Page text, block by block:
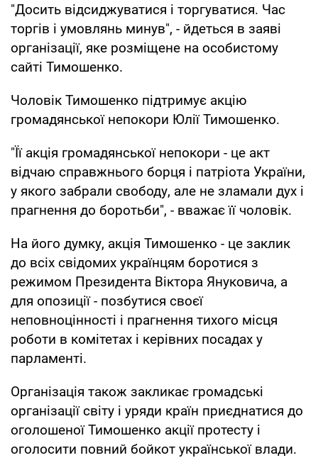
"Досить відсиджуватися і торгуватися. Час
торгів і умовлянь минув", - йдеться в заяві
організації, яке розміщене на особистому
сайті Тимошенко.
Чоловік Тимошенко підтримує акцію
громадянської непокори Юлії Тимошенко.
"Її акція громадянської непокори - це акт
відчаю справжнього борця і патріота України,
у якого забрали свободу, але не зламали дух і
прагнення до боротьби", - вважає її чоловік.
На його думку, акція Тимошенко - це заклик
до всіх свідомих українцям боротися з
режимом Президента Віктора Януковича, а
для опозиції - позбутися своєї
неповноцінності і прагнення тихого місця
роботи в комітетах і керівних посадах у
парламенті.
Організація також закликає громадські
організації світу і уряди країн приєднатися до
оголошеної Тимошенко акції протесту і
оголосити повний бойкот української влади.